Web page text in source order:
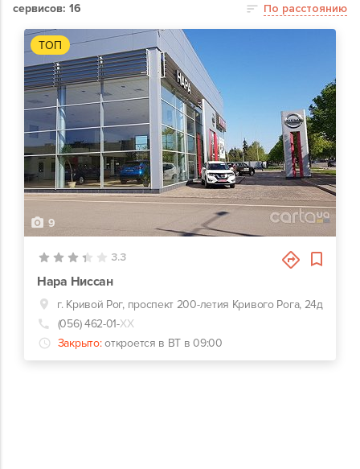
сервисов: 16 По расстоянию
ТОП
9
3.3
Нара Ниссан
г. Кривой Рог, проспект 200-летия Кривого Рога, 24д
(056) 462-01-ХХ
Закрыто: откроется в ВТ в 09:00